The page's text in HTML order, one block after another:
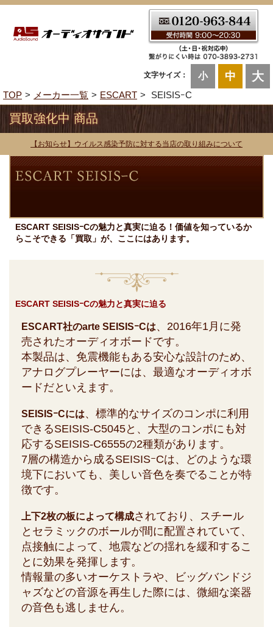
文字サイズ： 小 中 大
TOP メーカー一覧 ESCART SEISISｰC
買取強化中 商品
【お知らせ】ウイルス感染予防に対する当店の取り組みについて
ESCART SEISISｰCの魅力と真実に迫る！価値を知っているか
らこそできる「買取」が、ここにはあります。
ESCART SEISISｰCの魅力と真実に迫る
ESCART社のarte SEISISｰCは、2016年1月に発
売されたオーディオボードです。
本製品は、免震機能もある安心な設計のため、
アナログプレーヤーには、最適なオーディオボ
ードだといえます。
SEISISｰCには、標準的なサイズのコンポに利用
できるSEISIS-C5045と、大型のコンポにも対
応するSEISIS-C6555の2種類があります。
7層の構造から成るSEISISｰCは、どのような環
境下においても、美しい音色を奏でることが特
徴です。
上下2枚の板によって構成されており、スチール
とセラミックのボールが間に配置されていて、
点接触によって、地震などの揺れを緩和するこ
とに効果を発揮します。
情報量の多いオーケストラや、ビッグバンドジ
ャズなどの音源を再生した際には、微細な楽器
の音色も逃しません。